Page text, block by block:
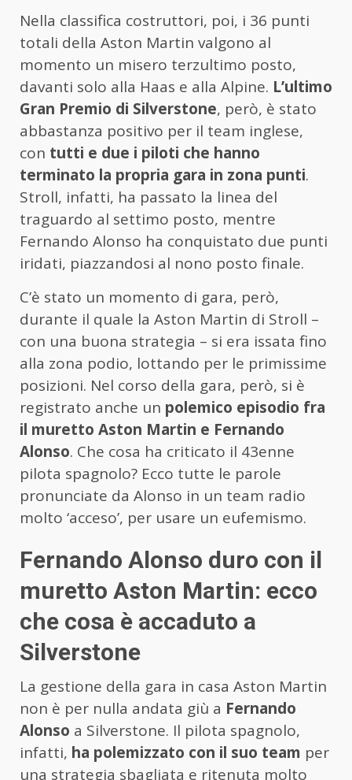
Nella classifica costruttori, poi, i 36 punti
totali della Aston Martin valgono al
momento un misero terzultimo posto,
davanti solo alla Haas e alla Alpine. L’ultimo
Gran Premio di Silverstone, però, è stato
abbastanza positivo per il team inglese,
con tutti e due i piloti che hanno
terminato la propria gara in zona punti.
Stroll, infatti, ha passato la linea del
traguardo al settimo posto, mentre
Fernando Alonso ha conquistato due punti
iridati, piazzandosi al nono posto finale.
C’è stato un momento di gara, però,
durante il quale la Aston Martin di Stroll –
con una buona strategia – si era issata fino
alla zona podio, lottando per le primissime
posizioni. Nel corso della gara, però, si è
registrato anche un polemico episodio fra
il muretto Aston Martin e Fernando
Alonso. Che cosa ha criticato il 43enne
pilota spagnolo? Ecco tutte le parole
pronunciate da Alonso in un team radio
molto ‘acceso’, per usare un eufemismo.
Fernando Alonso duro con il
muretto Aston Martin: ecco
che cosa è accaduto a
Silverstone
La gestione della gara in casa Aston Martin
non è per nulla andata giù a Fernando
Alonso a Silverstone. Il pilota spagnolo,
infatti, ha polemizzato con il suo team per
una strategia sbagliata e ritenuta molto